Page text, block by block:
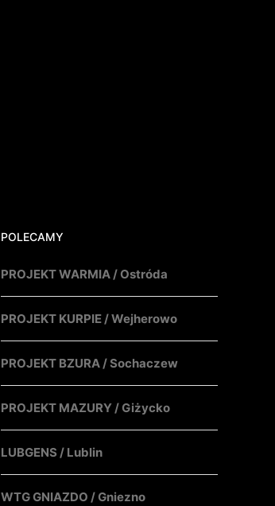
POLECAMY
PROJEKT WARMIA / Ostróda
PROJEKT KURPIE / Wejherowo
PROJEKT BZURA / Sochaczew
PROJEKT MAZURY / Giżycko
LUBGENS / Lublin
WTG GNIAZDO / Gniezno